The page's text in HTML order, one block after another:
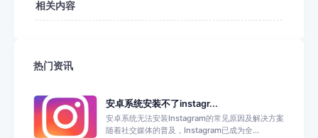
相关内容
热门资讯
安卓系统安装不了instagr...
安卓系统无法安装Instagram的常见原因及解决方案
随着社交媒体的普及，Instagram已成为全...